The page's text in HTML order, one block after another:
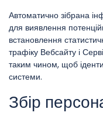
Автоматично зібрана
для виявлення
встановлення
трафіку Вебсайту і
таким чином, щоб
системи.
Збір